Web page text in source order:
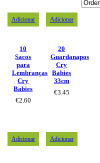
Adicionar
10
Sacos
para
Lembranças
Cry
Babies
€2.60
Adicionar
20
Guardanapos
Cry
Babies
33cm
€3.45
Adicionar Adicionar